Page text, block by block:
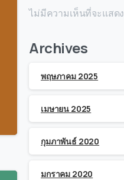
ไม่มีความเห็นที่จะแสดง
Archives
พฤษภาคม 2025
เมษายน 2025
กุมภาพันธ์ 2020
มกราคม 2020